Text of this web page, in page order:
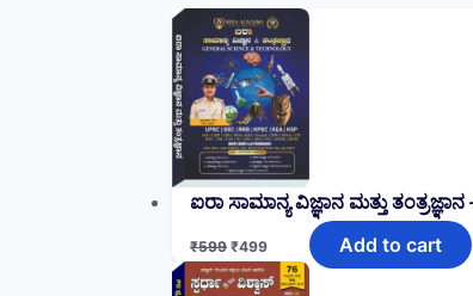
ಐರಾ ಸಾಮಾನ್ಯ ವಿಜ್ಞಾನ ಮತ್ತು
₹599 ₹499 Add to cart